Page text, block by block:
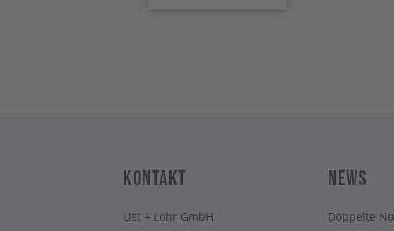
Kontakt
List + Lohr GmbH
News
Doppelte